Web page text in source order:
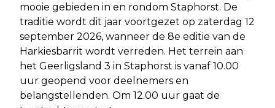
mooie gebieden in en rondom Staphorst. De
traditie wordt dit jaar voortgezet op zaterdag 12
september 2026, wanneer de 8e editie van de
Harkiesbarrit wordt verreden. Het terrein aan
het Geerligsland 3 in Staphorst is vanaf 10.00
uur geopend voor deelnemers en
belangstellenden. Om 12.00 uur gaat de